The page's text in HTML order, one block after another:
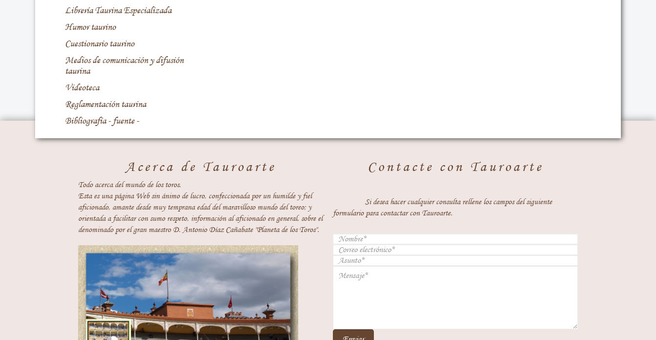
Librería Taurina Especializada
Humor taurino
Cuestionario taurino
Medios de comunicación y difusión
taurina
Videoteca
Reglamentación taurina
Bibliografía - fuente -
Acerca de Tauroarte
Todo acerca del mundo de los toros.
Esta es una página Web sin ánimo de lucro, confeccionada por un humilde y fiel
aficionado, amante desde muy temprana edad del maravilloso mundo del toreo; y
orientada a facilitar con sumo respeto, información al aficionado en general, sobre el
denominado por el gran maestro D. Antonio Díaz Cañabate "Planeta de los Toros".
Contacte con Tauroarte
Si desea hacer cualquier consulta rellene los campos del siguiente
formulario para contactar con Tauroarte.